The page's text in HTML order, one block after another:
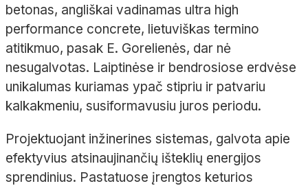
betonas, angliškai vadinamas ultra high
performance concrete, lietuviškas termino
atitikmuo, pasak E. Gorelienės, dar nė
nesugalvotas. Laiptinėse ir bendrosiose erdvėse
unikalumas kuriamas ypač stipriu ir patvariu
kalkakmeniu, susiformavusiu juros periodu.
Projektuojant inžinerines sistemas, galvota apie
efektyvius atsinaujinančių išteklių energijos
sprendinius. Pastatuose įrengtos keturios